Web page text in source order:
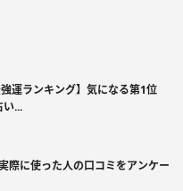
強運ランキング】気になる第1位
...
に使った人の口コミをアンケー